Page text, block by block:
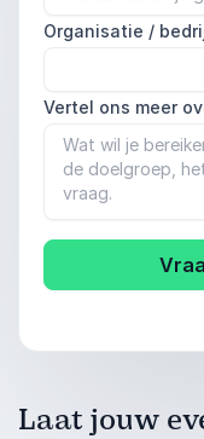
Organisatie /
Vertel ons meer
Laat jouw